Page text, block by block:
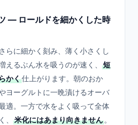
― ロールドを細かくした時
らに細かく刻み、薄く小さくし
えるぶん水を吸うのが速く、
短
かく仕上がります。朝のおか
ヨーグルトに一晩漬けるオーバ
適。一方で水をよく吸って全体
、
米化にはあまり向きません。